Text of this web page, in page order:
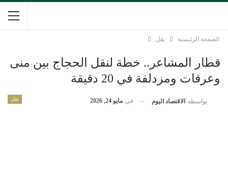
الصفحة الرئيسية نقل
قطار المشاعر.. خطة لنقل الحجاج بين منى
وعرفات ومزدلفة في 20 دقيقة
نقل بواسطة الاقتصاد اليوم في مايو 24, 2026